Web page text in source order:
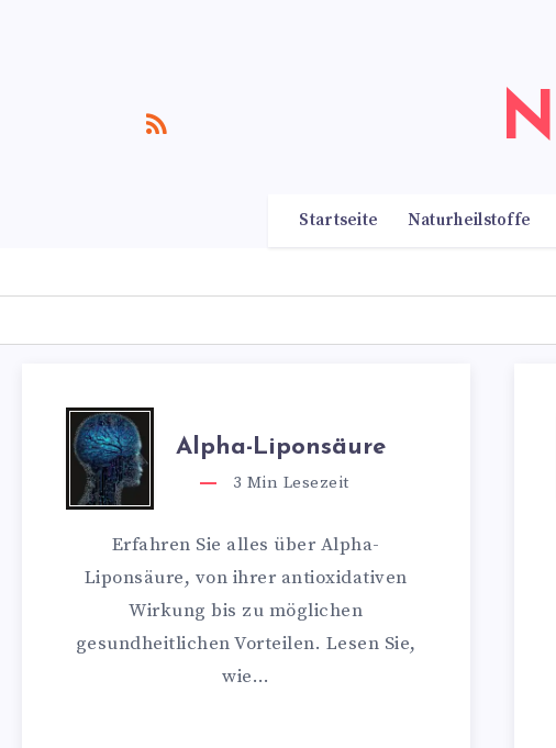
Startseite Naturheilstoffe
Alpha-Liponsäure
3 Min Lesezeit
Erfahren Sie alles über Alpha-
Liponsäure, von ihrer antioxidativen
Wirkung bis zu möglichen
gesundheitlichen Vorteilen. Lesen Sie,
wie…